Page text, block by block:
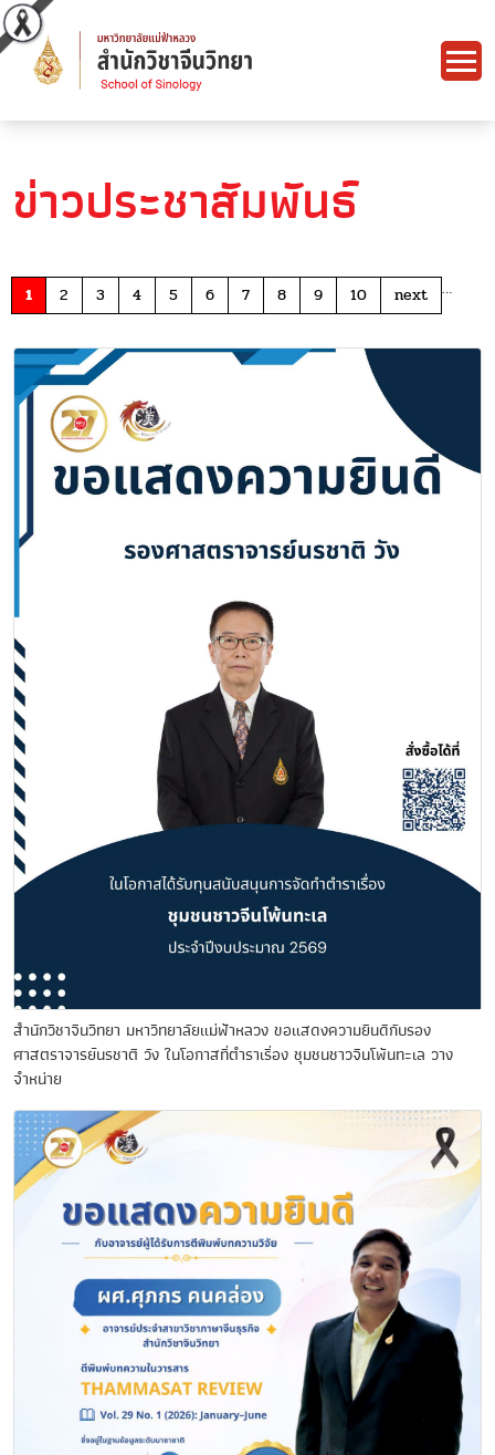
ข่าวประชาสัมพันธ์
1 2 3 4 5 6 7 8 9 10 …
next
สำนักวิชาจีนวิทยา มหาวิทยาลัยแม่ฟ้าหลวง ขอแสดงความยินดีกับรอง
ศาสตราจารย์นรชาติ วัง ในโอกาสที่ตำราเรื่อง ชุมชนชาวจีนโพ้นทะเล วาง
จำหน่าย